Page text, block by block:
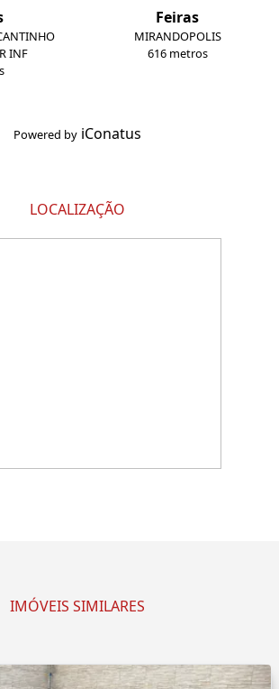
INF
Feiras
MIRANDOPOLIS
616 metros
Powered by iConatus
LOCALIZAÇÃO
IMÓVEIS SIMILARES